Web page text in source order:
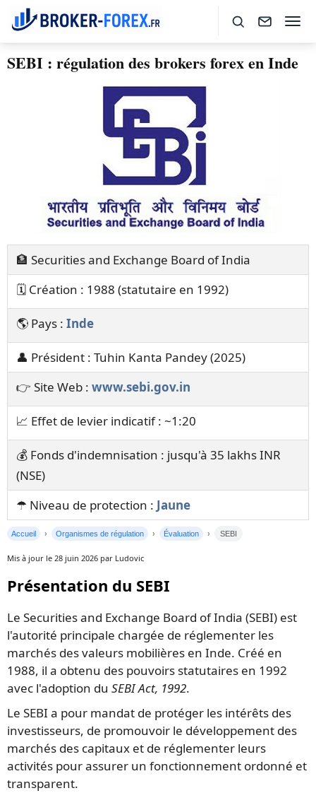
SEBI : régulation des brokers forex en Inde
🏦 Securities and Exchange Board of India
🗓️ Création : 1988 (statutaire en 1992)
🌎 Pays : Inde
👤 Président : Tuhin Kanta Pandey (2025)
👉 Site Web : www.sebi.gov.in
📈 Effet de levier indicatif : ~1:20
💰 Fonds d'indemnisation : jusqu'à 35 lakhs INR
(NSE)
☂️ Niveau de protection : Jaune
Accueil Organismes de régulation Évaluation SEBI
Mis à jour le 28 juin 2026 par Ludovic
Présentation du SEBI
Le Securities and Exchange Board of India (SEBI) est
l'autorité principale chargée de réglementer les
marchés des valeurs mobilières en Inde. Créé en
1988, il a obtenu des pouvoirs statutaires en 1992
avec l'adoption du SEBI Act, 1992.
Le SEBI a pour mandat de protéger les intérêts des
investisseurs, de promouvoir le développement des
marchés des capitaux et de réglementer leurs
activités pour assurer un fonctionnement ordonné et
transparent.